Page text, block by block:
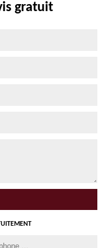
gratuit